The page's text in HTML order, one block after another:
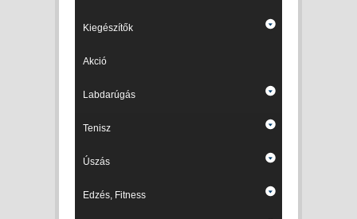
Kiegészítők
Akció
Labdarúgás
Tenisz
Úszás
Edzés, Fitness